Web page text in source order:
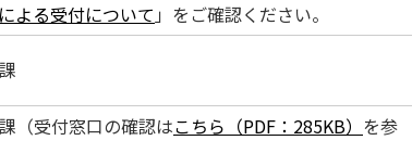
よる受付について 」をご確認ください。
（受付窓口の確認はこちら（PDF：285KB） を参